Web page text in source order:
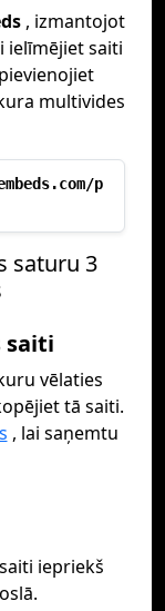
, izmantojot
ielīmējiet saiti
multivides
p
saturu 3
saiti
vēlaties
tā saiti.
, lai saņemtu
iepriekš